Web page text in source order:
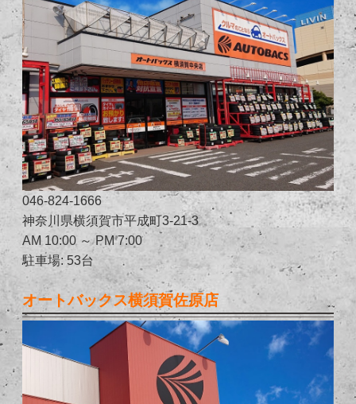
046-824-1666
神奈川県横須賀市平成町3-21-3
AM 10:00 ～ PM 7:00
駐車場: 53台
オートバックス横須賀佐原店